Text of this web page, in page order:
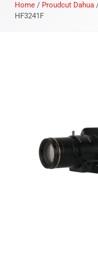
Home / Proudcut Dahua
HF3241F